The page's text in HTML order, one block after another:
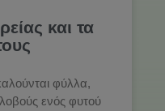
και τα
φύλλα,
ενός φυτού